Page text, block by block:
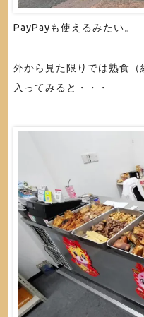
PayPayも使えるみたい。
外から見た限りでは熟食（
入ってみると・・・